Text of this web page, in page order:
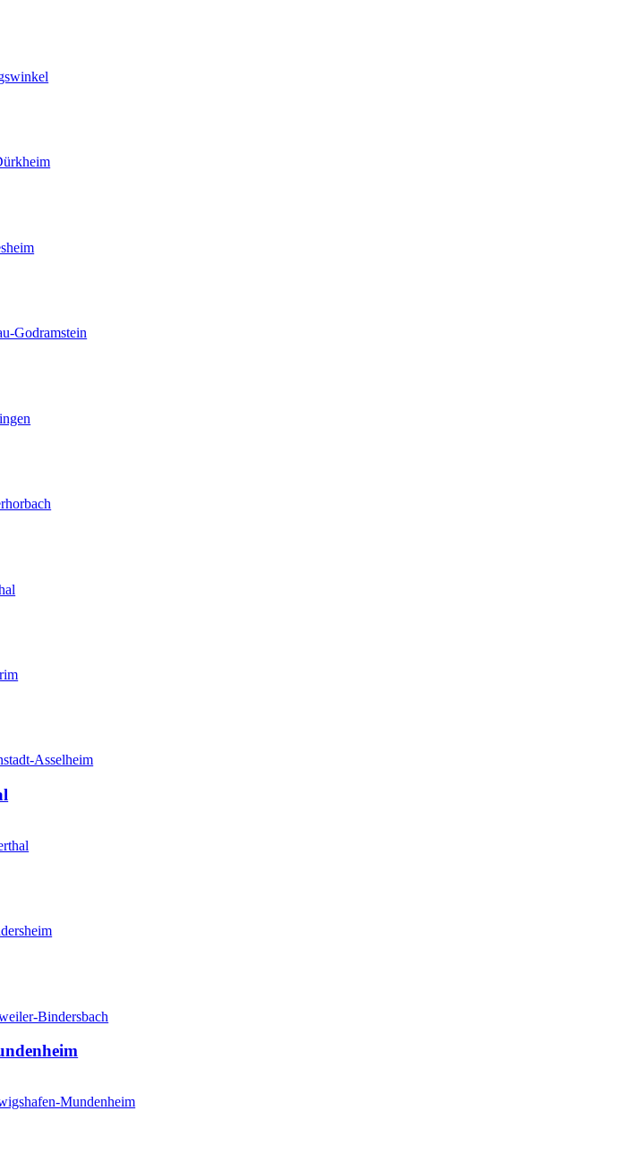
Godramstein
Asselheim
Bindersbach
Mundenheim